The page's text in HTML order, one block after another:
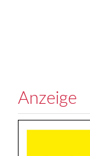
Anzeige